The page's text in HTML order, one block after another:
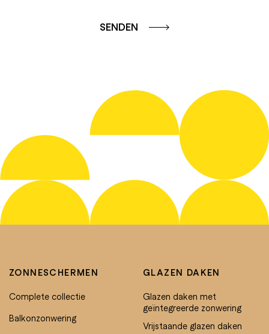
SENDEN
ZONNESCHERMEN
Complete collectie
Balkonzonwering
GLAZEN DAKEN
Glazen daken met
geïntegreerde zonwering
Vrijstaande glazen daken